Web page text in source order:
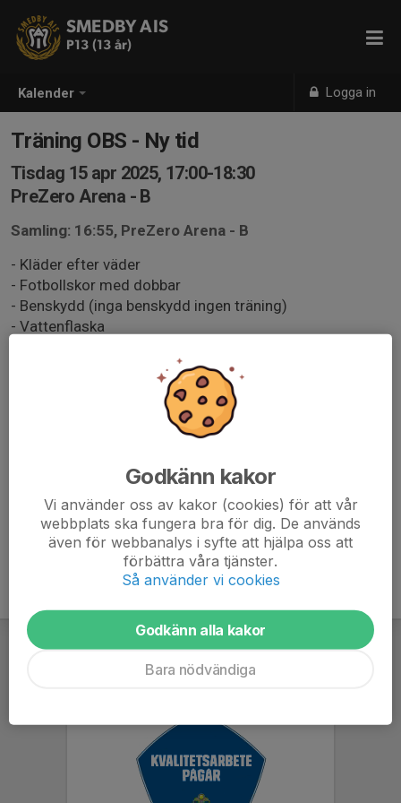
Kalender Logga in
SMEDBY AIS
P13 (13 år)
Träning OBS - Ny tid
Tisdag 15 apr 2025, 17:00-18:30
PreZero Arena - B
Samling: 16:55, PreZero Arena - B
- Kläder efter väder
- Fotbollskor med dobbar
- Benskydd (inga benskydd ingen träning)
- Vattenflaska
- Se till att spelaren är redo att 100% på träningen i alla
- Se till att spelaren ätit mellanmål innan träningen
Godkänn kakor
Vi använder oss av kakor (cookies) för att vår
webbplats ska fungera bra för dig. De används
även för webbanalys i syfte att hjälpa oss att
förbättra våra tjänster.
Så använder vi cookies
Godkänn alla kakor
Bara nödvändiga